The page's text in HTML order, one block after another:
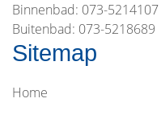
Binnenbad: 073-5214107
Buitenbad: 073-5218689
Sitemap
Home